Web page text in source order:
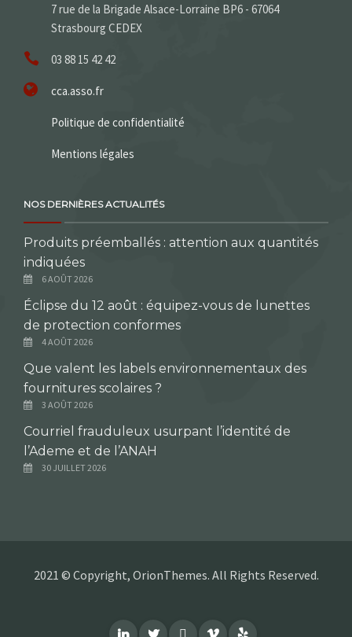
7 rue de la Brigade Alsace-Lorraine BP6 - 67064
Strasbourg CEDEX
03 88 15 42 42
cca.asso.fr
Politique de confidentialité
Mentions légales
NOS DERNIÈRES ACTUALITÉS
Produits préemballés : attention aux quantités
indiquées
6 AOÛT 2026
Éclipse du 12 août : équipez-vous de lunettes
de protection conformes
4 AOÛT 2026
Que valent les labels environnementaux des
fournitures scolaires ?
3 AOÛT 2026
Courriel frauduleux usurpant l’identité de
l’Ademe et de l’ANAH
30 JUILLET 2026
2021 © Copyright, OrionThemes. All Rights Reserved.